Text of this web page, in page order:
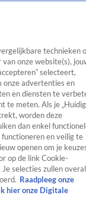
Algemeen
Tip
CrimeVideo's
technieken
onze website(s),
selecteert,
onze advertenties en
en diensten te
te meten. Als je
worden deze
dan enkel
en veilig te
openen om je
op de link Cookie-
selecties zullen overal
Raadpleeg onze
hier onze Digitale